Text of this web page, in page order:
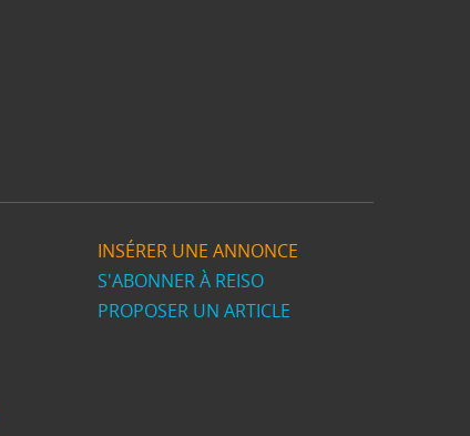
INSÉRER UNE ANNONCE
S'ABONNER À REISO
PROPOSER UN ARTICLE